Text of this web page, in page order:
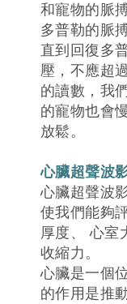
和寵物的脈
多普勒的脈
直到回復多
壓，不應超
的讀數，我
的寵物也會
放鬆。
心臟超聲波
心臟超聲波
使我們能夠
厚度、 心室
收縮力。
心臟是一個
的作用是推